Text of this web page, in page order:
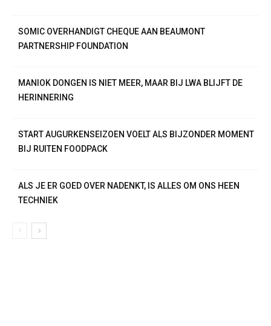
SOMIC OVERHANDIGT CHEQUE AAN BEAUMONT
PARTNERSHIP FOUNDATION
MANIOK DONGEN IS NIET MEER, MAAR BIJ LWA BLIJFT DE
HERINNERING
START AUGURKENSEIZOEN VOELT ALS BIJZONDER MOMENT
BIJ RUITEN FOODPACK
ALS JE ER GOED OVER NADENKT, IS ALLES OM ONS HEEN
TECHNIEK